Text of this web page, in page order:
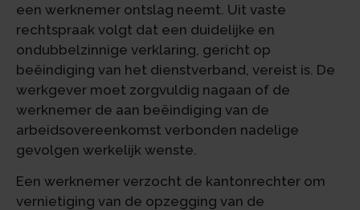
een werknemer ontslag neemt. Uit vaste
rechtspraak volgt dat een duidelijke en
ondubbelzinnige verklaring, gericht op
beëindiging van het dienstverband, vereist is. De
werkgever moet zorgvuldig nagaan of de
werknemer de aan beëindiging van de
arbeidsovereenkomst verbonden nadelige
gevolgen werkelijk wenste.
Een werknemer verzocht de kantonrechter om
vernietiging van de opzegging van de